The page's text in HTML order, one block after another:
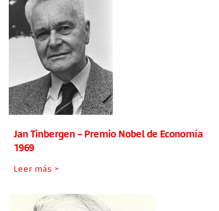
Jan Tinbergen – Premio Nobel de Economía
1969
Leer más >